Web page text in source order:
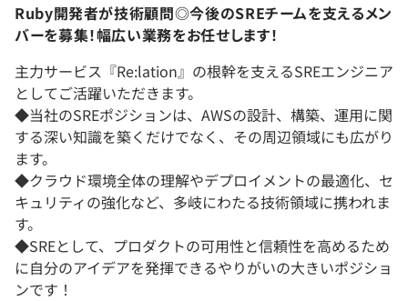
Ruby開発者が技術顧問◎今後のSREチームを支えるメン
バーを募集！幅広い業務をお任せします！
主力サービス『Re:lation』の根幹を支えるSREエンジニア
としてご活躍いただきます。
◆当社のSREポジションは、AWSの設計、構築、運用に関
する深い知識を築くだけでなく、その周辺領域にも広がり
ます。
◆クラウド環境全体の理解やデプロイメントの最適化、セ
キュリティの強化など、多岐にわたる技術領域に携われま
す。
◆SREとして、プロダクトの可用性と信頼性を高めるため
に自分のアイデアを発揮できるやりがいの大きいポジショ
ンです！